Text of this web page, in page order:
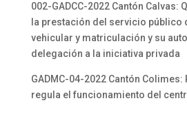
002-GADCC-2022 Cantón Calvas:
la prestación del servicio
vehicular y matriculación y su
delegación a la iniciativa privada
GADMC-04-2022 Cantón
regula el funcionamiento del